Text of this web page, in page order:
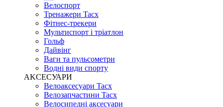
Велоспорт
Тренажери Tacx
Фітнес-трекери
Мультиспорт і тріатлон
Гольф
Дайвінг
Ваги та пульсометри
Водні види спорту
AKCЕСУАРИ
Велоаксесуари Tacx
Велозапчастини Tacx
Велосипедні аксесуари